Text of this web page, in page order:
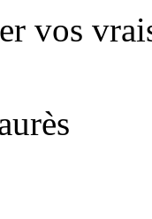
vos